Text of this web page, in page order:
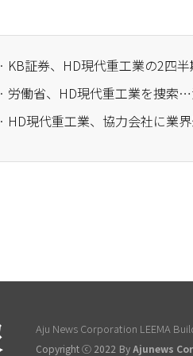
· KB証券、HD現代重工業の2四
· 労働省、HD現代重工業を捜索
· HD現代重工業、協力会社に業
Aju News Corporation LEEMA
Copyright ⓒ 2022 ByAjunews